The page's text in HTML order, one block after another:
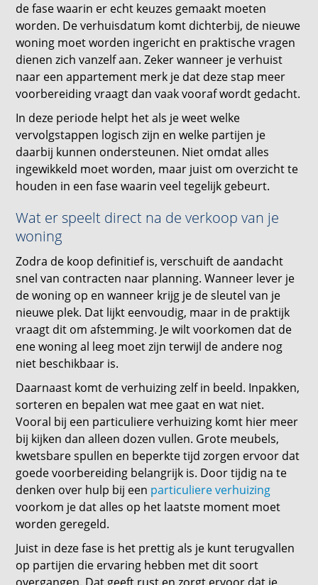
de fase waarin er echt keuzes gemaakt moeten
worden. De verhuisdatum komt dichterbij, de nieuwe
woning moet worden ingericht en praktische vragen
dienen zich vanzelf aan. Zeker wanneer je verhuist
naar een appartement merk je dat deze stap meer
voorbereiding vraagt dan vaak vooraf wordt gedacht.
In deze periode helpt het als je weet welke
vervolgstappen logisch zijn en welke partijen je
daarbij kunnen ondersteunen. Niet omdat alles
ingewikkeld moet worden, maar juist om overzicht te
houden in een fase waarin veel tegelijk gebeurt.
Wat er speelt direct na de verkoop van je
woning
Zodra de koop definitief is, verschuift de aandacht
snel van contracten naar planning. Wanneer lever je
de woning op en wanneer krijg je de sleutel van je
nieuwe plek. Dat lijkt eenvoudig, maar in de praktijk
vraagt dit om afstemming. Je wilt voorkomen dat de
ene woning al leeg moet zijn terwijl de andere nog
niet beschikbaar is.
Daarnaast komt de verhuizing zelf in beeld. Inpakken,
sorteren en bepalen wat mee gaat en wat niet.
Vooral bij een particuliere verhuizing komt hier meer
bij kijken dan alleen dozen vullen. Grote meubels,
kwetsbare spullen en beperkte tijd zorgen ervoor dat
goede voorbereiding belangrijk is. Door tijdig na te
denken over hulp bij een particuliere verhuizing
voorkom je dat alles op het laatste moment moet
worden geregeld.
Juist in deze fase is het prettig als je kunt terugvallen
op partijen die ervaring hebben met dit soort